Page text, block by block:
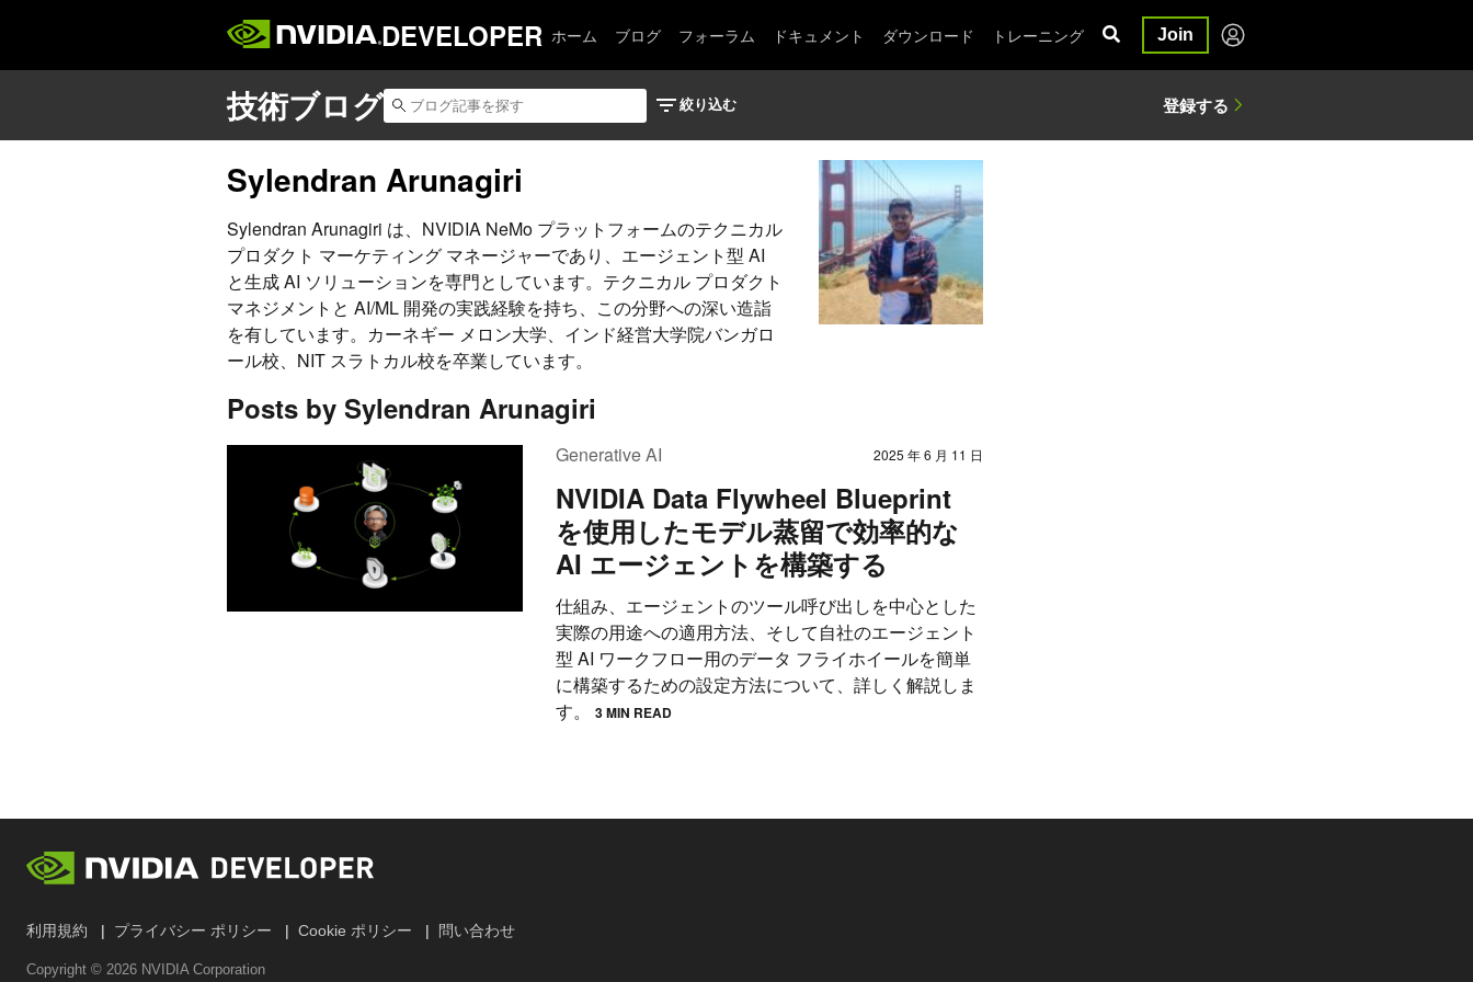
DEVELOPER ホーム ブログ フォーラム ドキュメント ダウンロード トレーニング Join
Sylendran Arunagiri
Sylendran Arunagiri は、NVIDIA NeMo プラットフォームのテクニカル
プロダクト マーケティング マネージャーであり、エージェント型 AI
と生成 AI ソリューションを専門としています。テクニカル プロダクト
マネジメントと AI/ML 開発の実践経験を持ち、この分野への深い造詣
を有しています。カーネギー メロン大学、インド経営大学院バンガロ
ール校、NIT スラトカル校を卒業しています。
Posts by Sylendran Arunagiri
Generative AI 2025 年 6 月 11 日
NVIDIA Data Flywheel Blueprint
を使用したモデル蒸留で効率的な
AI エージェントを構築する
仕組み、エージェントのツール呼び出しを中心とした
実際の用途への適用方法、そして自社のエージェント
型 AI ワークフロー用のデータ フライホイールを簡単
に構築するための設定方法について、詳しく解説しま
す。
3 MIN READ
利用規約 プライバシー ポリシー Cookie ポリシー 問い合わせ
Copyright © 2026 NVIDIA Corporation